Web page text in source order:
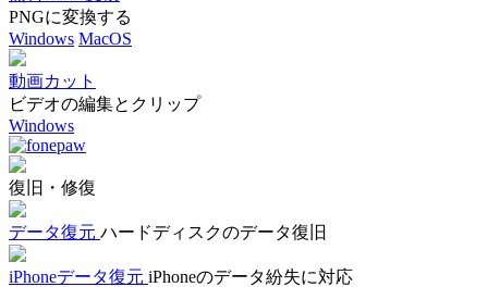
PNGに変換する
Windows MacOS
動画カット
ビデオの編集とクリップ
Windows
復旧・修復
データ復元 ハードディスクのデータ復旧
iPhoneデータ復元 iPhoneのデータ紛失に対応